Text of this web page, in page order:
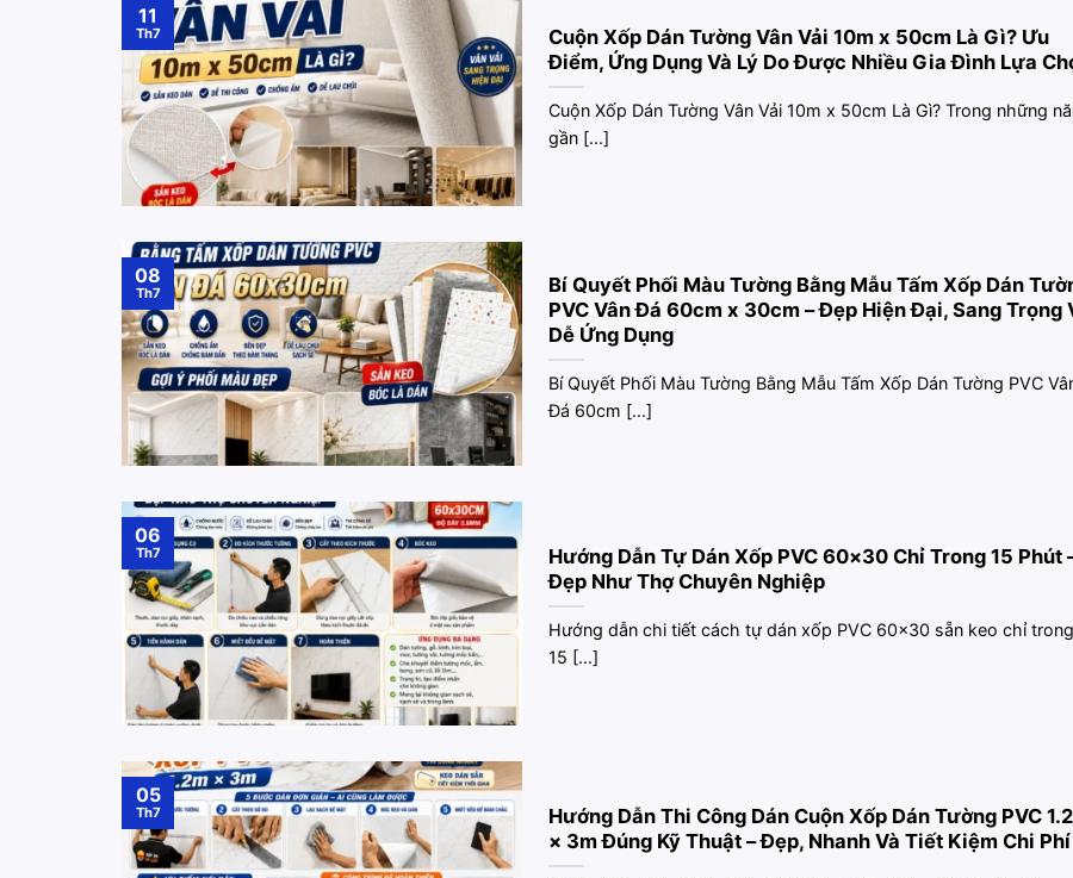
Cuộn Xốp Dán Tường Vân Vải 10m x 50cm Là Gì? Ưu
Điểm, Ứng Dụng Và Lý Do Được Nhiều Gia Đình Lựa
Cuộn Xốp Dán Tường Vân Vải 10m x 50cm Là Gì? Trong những
gần [...]
11
Th7
Bí Quyết Phối Màu Tường Bằng Mẫu Tấm Xốp Dán
PVC Vân Đá 60cm x 30cm – Đẹp Hiện Đại, Sang Trọng
Dễ Ứng Dụng
Bí Quyết Phối Màu Tường Bằng Mẫu Tấm Xốp Dán Tường PVC
Đá 60cm [...]
08
Th7
Hướng Dẫn Tự Dán Xốp PVC 60×30 Chỉ Trong 15 Phút
Đẹp Như Thợ Chuyên Nghiệp
Hướng dẫn chi tiết cách tự dán xốp PVC 60×30 sẵn keo chỉ trong
15 [...]
06
Th7
Hướng Dẫn Thi Công Dán Cuộn Xốp Dán Tường PVC
× 3m Đúng Kỹ Thuật – Đẹp, Nhanh Và Tiết Kiệm Chi Phí
05
Th7